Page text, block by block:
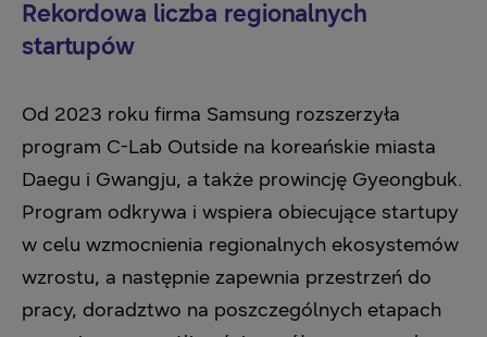
Rekordowa liczba regionalnych
startupów
Od 2023 roku firma Samsung rozszerzyła
program C-Lab Outside na koreańskie miasta
Daegu i Gwangju, a także prowincję Gyeongbuk.
Program odkrywa i wspiera obiecujące startupy
w celu wzmocnienia regionalnych ekosystemów
wzrostu, a następnie zapewnia przestrzeń do
pracy, doradztwo na poszczególnych etapach